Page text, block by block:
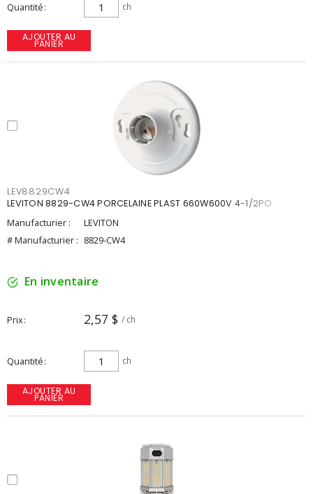
Quantité ch
AJOUTER AU
PANIER
LEV8829CW4
LEVITON 8829-CW4 PORCELAINE PLAST 660W600V 4-1/2PO
Manufacturier :
LEVITON
# Manufacturier : 8829-CW4
En inventaire
Prix 2,57 $ / ch
Quantité ch
AJOUTER AU
PANIER